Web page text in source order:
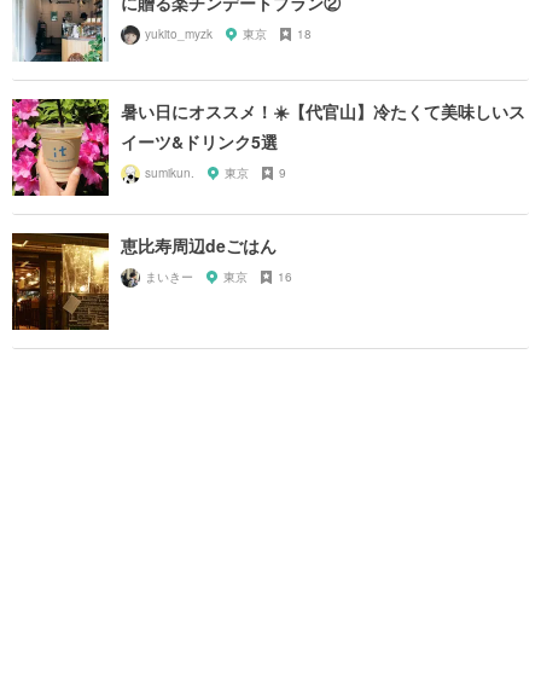
yukito_myzk 東京 18
暑い日にオススメ！☀️【代官山】冷たくて美味しいス
イーツ&ドリンク5選
sumikun. 東京 9
恵比寿周辺deごはん
まいきー 東京 16